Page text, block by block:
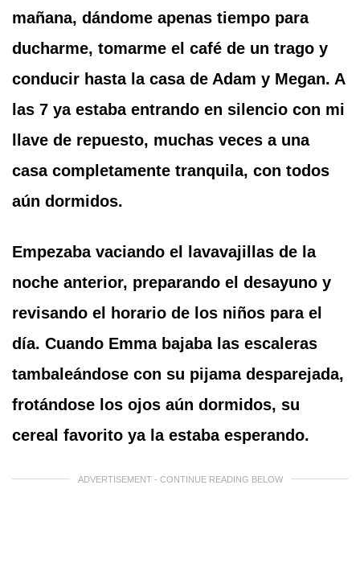
mañana, dándome apenas tiempo para
ducharme, tomarme el café de un trago y
conducir hasta la casa de Adam y Megan. A
las 7 ya estaba entrando en silencio con mi
llave de repuesto, muchas veces a una
casa completamente tranquila, con todos
aún dormidos.
Empezaba vaciando el lavavajillas de la
noche anterior, preparando el desayuno y
revisando el horario de los niños para el
día. Cuando Emma bajaba las escaleras
tambaleándose con su pijama desparejada,
frotándose los ojos aún dormidos, su
cereal favorito ya la estaba esperando.
ADVERTISEMENT - CONTINUE READING BELOW